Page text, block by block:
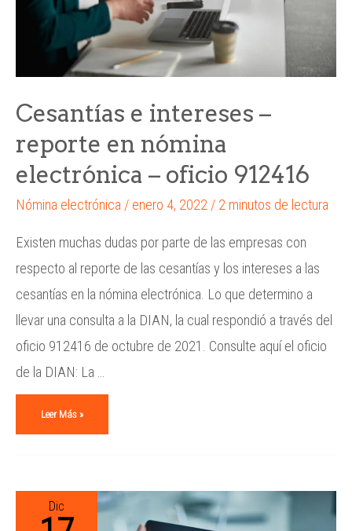
Cesantías e intereses –
reporte en nómina
electrónica – oficio 912416
Nómina electrónica / enero 4, 2022 / 2 minutos de lectura
Existen muchas dudas por parte de las empresas con
respecto al reporte de las cesantías y los intereses a las
cesantías en la nómina electrónica. Lo que determino a
llevar una consulta a la DIAN, la cual respondió a través del
oficio 912416 de octubre de 2021. Consulte aquí el oficio
de la DIAN: La …
Leer Más »
Dic